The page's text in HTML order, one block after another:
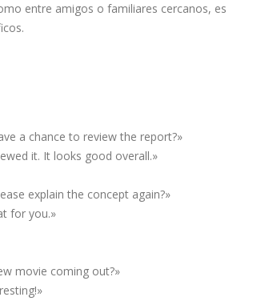
entre amigos o familiares cercanos, es
a chance to review the report?»
it. It looks good overall.»
explain the concept again?»
for you.»
movie coming out?»